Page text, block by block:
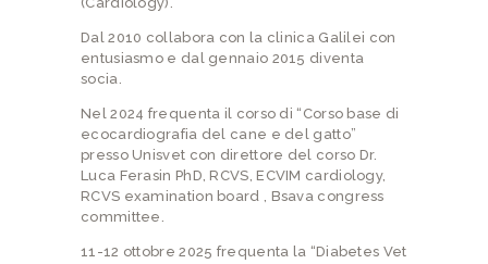
Dal 2010 collabora con la clinica Galilei con
entusiasmo e dal gennaio 2015 diventa
socia.
Nel 2024 frequenta il corso di “Corso base di
ecocardiografia del cane e del gatto”
presso Unisvet con direttore del corso Dr.
Luca Ferasin PhD, RCVS, ECVIM cardiology,
RCVS examination board , Bsava congress
committee.
11-12 ottobre 2025 frequenta la “Diabetes Vet